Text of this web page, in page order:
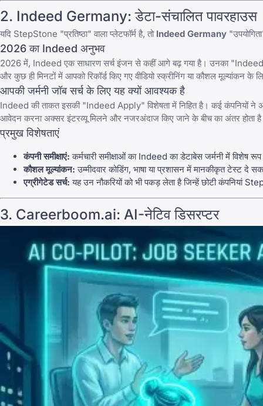
2. Indeed Germany: डेटा-संचालित पावरहाउस
यदि StepStone "प्रतिष्ठा" वाला प्लेटफॉर्म है, तो Indeed Germany
2026 का Indeed अनुभव
2026 में, Indeed एक साधारण सर्च इंजन से कहीं आगे बढ़ गया है। उनका "
और कुछ ही मिनटों में आपको रिकॉर्ड किए गए वीडियो स्क्रीनिंग या कौशल मूल्यांकन के
आपकी जर्मनी जॉब सर्च के लिए यह क्यों आवश्यक है
Indeed की ताकत इसकी "Indeed Apply" विशेषता में निहित है। कई कंपनियों
आवेदन करना अक्सर इंटरव्यू मिलने और नजरअंदाज किए जाने के बीच का अंतर होता
प्रमुख विशेषताएं
कंपनी समीक्षाएं: कर्मचारी समीक्षाओं का Indeed का डेटाबेस जर्मनी में
कौशल मूल्यांकन: उम्मीदवार कोडिंग, भाषा या प्रशासन में मानकीकृत टेस्ट
एग्रीगेटेड सर्च: यह उन नौकरियों को भी पकड़ लेता है जिन्हें छोटी कंपनियां
3. Careerboom.ai: AI-नेटिव डिसरप्टर